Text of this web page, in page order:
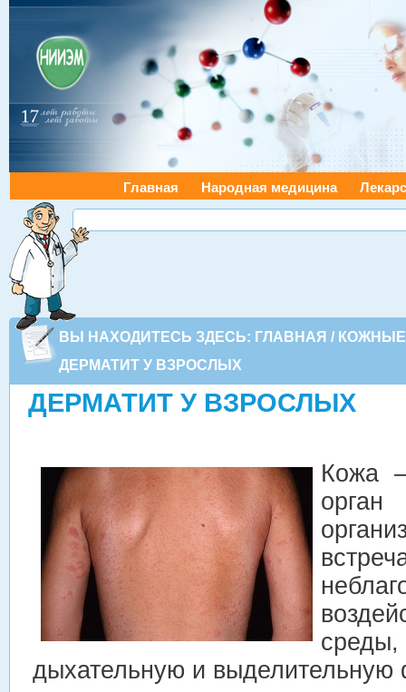
Главная Народная медицина
ВЫ НАХОДИТЕСЬ ЗДЕСЬ: ГЛАВНАЯ / КОЖНЫЕ
ДЕРМАТИТ У ВЗРОСЛЫХ
ДЕРМАТИТ У ВЗРОСЛЫХ
Кожа
дыхательную и выделительную